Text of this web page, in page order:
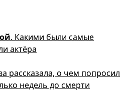
. Какими были самые
актёра
рассказала, о чем попросил
недель до смерти